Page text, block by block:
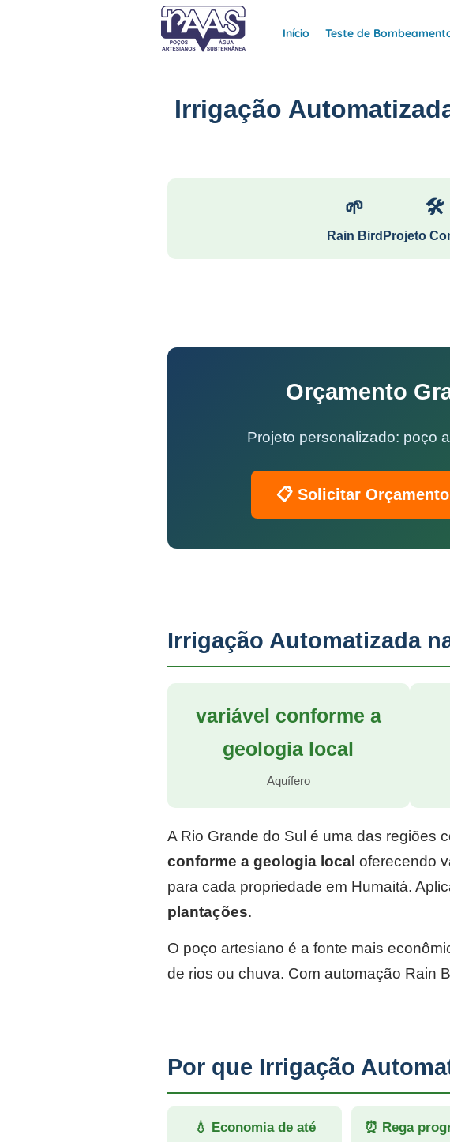
Início Teste de
Irrigação
🌱
Rain Bird
🛠
Projeto
Orçamento
Projeto personalizado: poço
📋 Solicitar
Irrigação Automatizada
variável conforme a
geologia local
Aquífero
A Rio Grande do Sul é uma das regiões
conforme a geologia local oferecendo
para cada propriedade em Humaitá.
plantações.
O poço artesiano é a fonte mais
de rios ou chuva. Com automação Rain
Por que Irrigação
💧 Economia de até
⏰ Rega